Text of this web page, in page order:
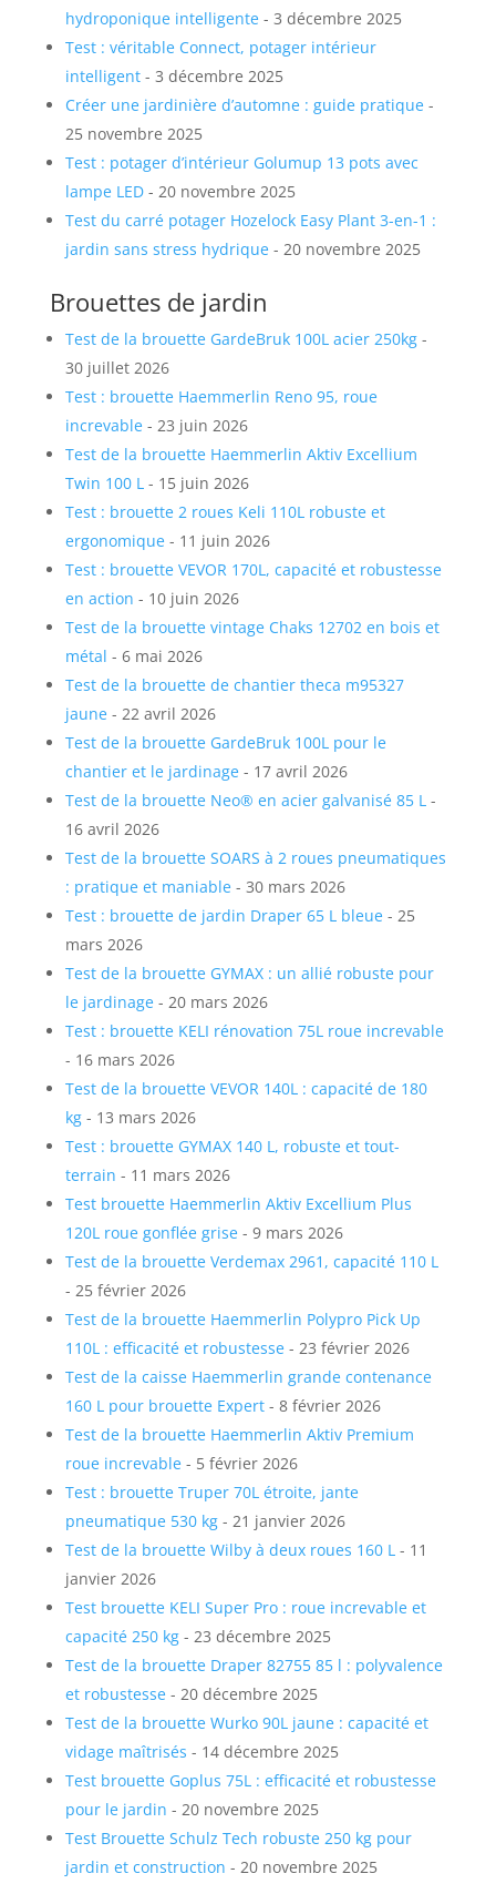
hydroponique intelligente- 3 décembre 2025
Test : véritable Connect, potager intérieur
intelligent- 3 décembre 2025
Créer une jardinière d’automne : guide pratique-
25 novembre 2025
Test : potager d’intérieur Golumup 13 pots avec
lampe LED- 20 novembre 2025
Test du carré potager Hozelock Easy Plant 3-en-1 :
jardin sans stress hydrique- 20 novembre 2025
Brouettes de jardin
Test de la brouette GardeBruk 100L acier 250kg-
30 juillet 2026
Test : brouette Haemmerlin Reno 95, roue
increvable- 23 juin 2026
Test de la brouette Haemmerlin Aktiv Excellium
Twin 100 L- 15 juin 2026
Test : brouette 2 roues Keli 110L robuste et
ergonomique- 11 juin 2026
Test : brouette VEVOR 170L, capacité et robustesse
en action - 10 juin 2026
Test de la brouette vintage Chaks 12702 en bois et
métal - 6 mai 2026
Test de la brouette de chantier theca m95327
jaune- 22 avril 2026
Test de la brouette GardeBruk 100L pour le
chantier et le jardinage- 17 avril 2026
Test de la brouette Neo® en acier galvanisé 85 L-
16 avril 2026
Test de la brouette SOARS à 2 roues pneumatiques
: pratique et maniable- 30 mars 2026
Test : brouette de jardin Draper 65 L bleue- 25
mars 2026
Test de la brouette GYMAX : un allié robuste pour
le jardinage- 20 mars 2026
Test : brouette KELI rénovation 75L roue increvable
- 16 mars 2026
Test de la brouette VEVOR 140L : capacité de 180
kg- 13 mars 2026
Test : brouette GYMAX 140 L, robuste et tout-
terrain - 11 mars 2026
Test brouette Haemmerlin Aktiv Excellium Plus
120L roue gonflée grise- 9 mars 2026
Test de la brouette Verdemax 2961, capacité 110 L
- 25 février 2026
Test de la brouette Haemmerlin Polypro Pick Up
110L : efficacité et robustesse- 23 février 2026
Test de la caisse Haemmerlin grande contenance
160 L pour brouette Expert- 8 février 2026
Test de la brouette Haemmerlin Aktiv Premium
roue increvable- 5 février 2026
Test : brouette Truper 70L étroite, jante
pneumatique 530 kg- 21 janvier 2026
Test de la brouette Wilby à deux roues 160 L- 11
janvier 2026
Test brouette KELI Super Pro : roue increvable et
capacité 250 kg- 23 décembre 2025
Test de la brouette Draper 82755 85 l : polyvalence
et robustesse- 20 décembre 2025
Test de la brouette Wurko 90L jaune : capacité et
vidage maîtrisés - 14 décembre 2025
Test brouette Goplus 75L : efficacité et robustesse
pour le jardin - 20 novembre 2025
Test Brouette Schulz Tech robuste 250 kg pour
jardin et construction - 20 novembre 2025